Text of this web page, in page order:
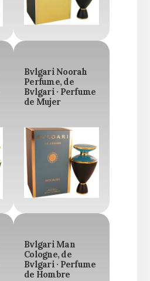
Bvlgari Noorah
Perfume, de
Bvlgari · Perfume
de Mujer
Bvlgari Man
Cologne, de
Bvlgari · Perfume
de Hombre